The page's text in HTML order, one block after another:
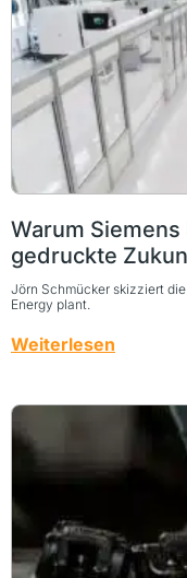
Warum
gedruckte
Jörn Schmücker skizziert
Energy plant.
Weiterlesen